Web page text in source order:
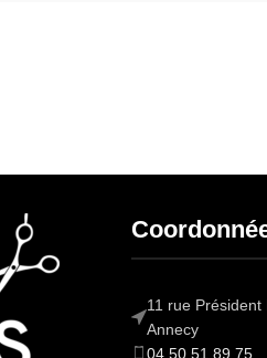
11 rue
Annecy
04 50 51 89 75